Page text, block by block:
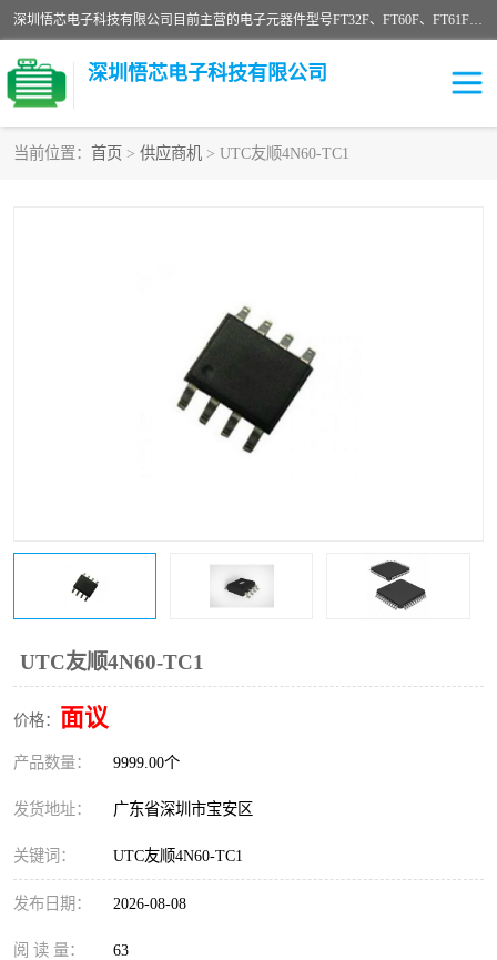
深圳悟芯电子科技有限公司目前主营的电子元器件型号FT32F、FT60F、FT61F、FT62F、FT64F、FT61FC、MCU EEPROM MOS LDO 稳压管 触摸IC DC-DC AC-DC 协议IC等，广泛应用于LED射灯、LED日光灯、等诸多领域。
深圳悟芯电子科技有限公司
当前位置： 首页 > 供应商机 > UTC友顺4N60-TC1
UTC友顺4N60-TC1
价格： 面议
产品数量： 9999.00个
发货地址： 广东省深圳市宝安区
关键词： UTC友顺4N60-TC1
发布日期： 2026-08-08
阅 读 量： 63
FT61F
FT64F
FT61F022
FT61F021